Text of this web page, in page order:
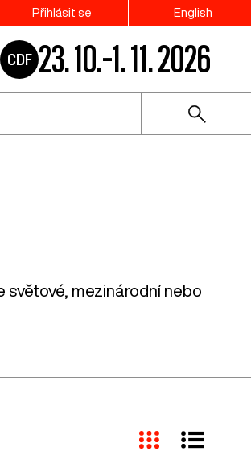
Přihlásit se English
CDF 23. 10.–1. 11. 2026
světové, mezinárodní nebo